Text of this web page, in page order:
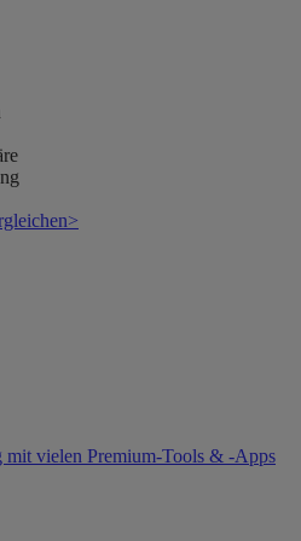
>
mit vielen Premium-Tools & -Apps